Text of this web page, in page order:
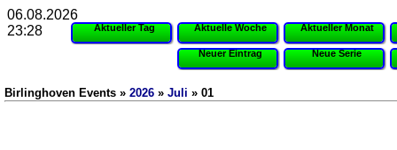
Aktueller Tag Aktuelle Woche Aktueller Monat
Neuer Eintrag Neue Serie
Birlinghoven Events » 2026 » Juli » 01
06.08.2026
23:28